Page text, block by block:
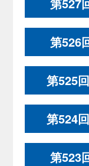
第526
第525
第524
第523